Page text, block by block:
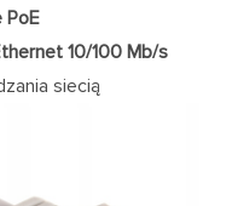
10/100 Mb/s
siecią